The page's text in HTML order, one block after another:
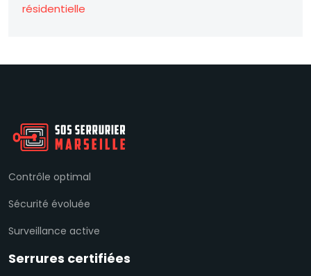
résidentielle
Contrôle optimal
Sécurité évoluée
Surveillance active
Serrures certifiées